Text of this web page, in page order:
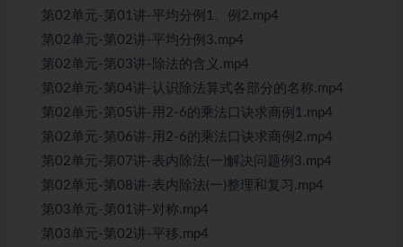
第02单元-第01讲-平均分例1、例2.mp4
第02单元-第02讲-平均分例3.mp4
第02单元-第03讲-除法的含义.mp4
第02单元-第04讲-认识除法算式各部分的名称.mp4
第02单元-第05讲-用2-6的乘法口诀求商例1.mp4
第02单元-第06讲-用2-6的乘法口诀求商例2.mp4
第02单元-第07讲-表内除法(一)解决问题例3.mp4
第02单元-第08讲-表内除法(一)整理和复习.mp4
第03单元-第01讲-对称.mp4
第03单元-第02讲-平移.mp4